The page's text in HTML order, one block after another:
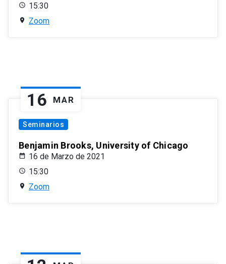
15:30
Zoom
16 MAR
Seminarios
Benjamin Brooks, University of Chicago
16 de Marzo de 2021
15:30
Zoom